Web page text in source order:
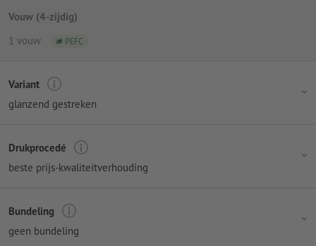
Vouw (4-zijdig)
1 vouw
PEFC
Variant
glanzend gestreken
Drukprocedé
beste prijs-kwaliteitverhouding
Bundeling
geen bundeling